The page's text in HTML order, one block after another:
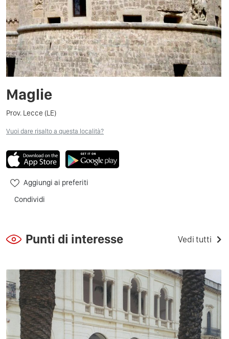
Maglie
Prov. Lecce (LE)
Vuoi dare risalto a questa località?
Aggiungi ai preferiti
Condividi
Punti di interesse Vedi tutti